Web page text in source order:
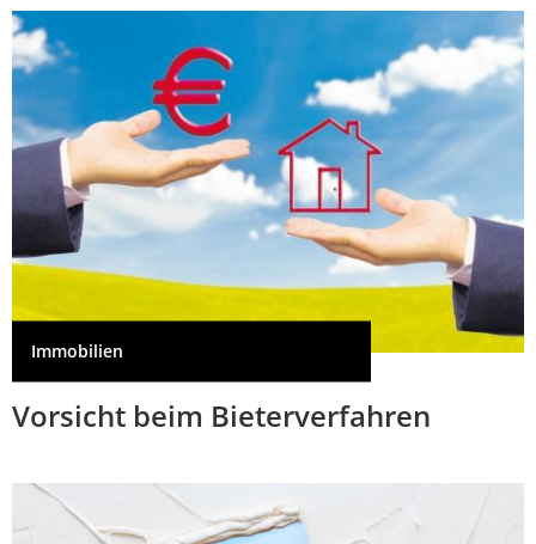
Immobilien
Vorsicht beim Bieterverfahren